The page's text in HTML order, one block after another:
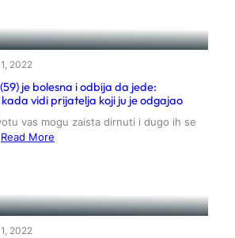
2022
je bolesna i odbija da jede:
vidi prijatelja koji ju je odgajao
vas mogu zaista dirnuti i dugo ih se
Read More
2022